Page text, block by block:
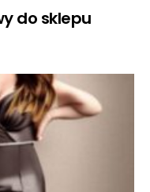
do sklepu